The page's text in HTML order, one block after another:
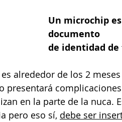
Un microchip
documento
de identidad
alrededor de los 2
presentará
en la parte de la nuca.
pero eso sí, debe ser